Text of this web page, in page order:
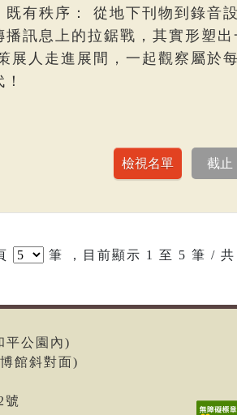
有秩序： 從地下刊物到錄音設
訊息上的拉鋸戰，其實形塑出
展人走進展間，一起觀察屬於每
筆 ，目前顯示 1 至 5 筆 /
平公園內)
館斜對面)
號